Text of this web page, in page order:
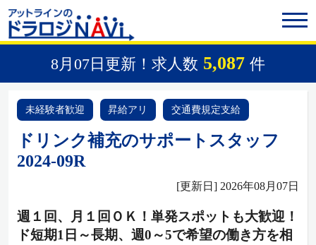
8月07日更新！求人数 5,087 件
未経験者歓迎 昇給アリ 交通費規定支給
ドリンク補充のサポートスタッフ
2024-09R
[更新日] 2026年08月07日
週１回、月１回ＯＫ！単発スポットも大歓迎！
ド短期1日～長期、週0～5で希望の働き方を相